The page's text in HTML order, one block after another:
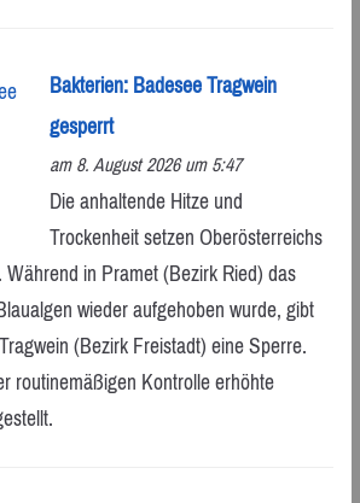
Bakterien: Badesee Tragwein
gesperrt
am 8. August 2026 um 5:47
Die anhaltende Hitze und
Trockenheit setzen Oberösterreichs
in Pramet (Bezirk Ried) das
wieder aufgehoben wurde, gibt
(Bezirk Freistadt) eine Sperre.
routinemäßigen Kontrolle erhöhte